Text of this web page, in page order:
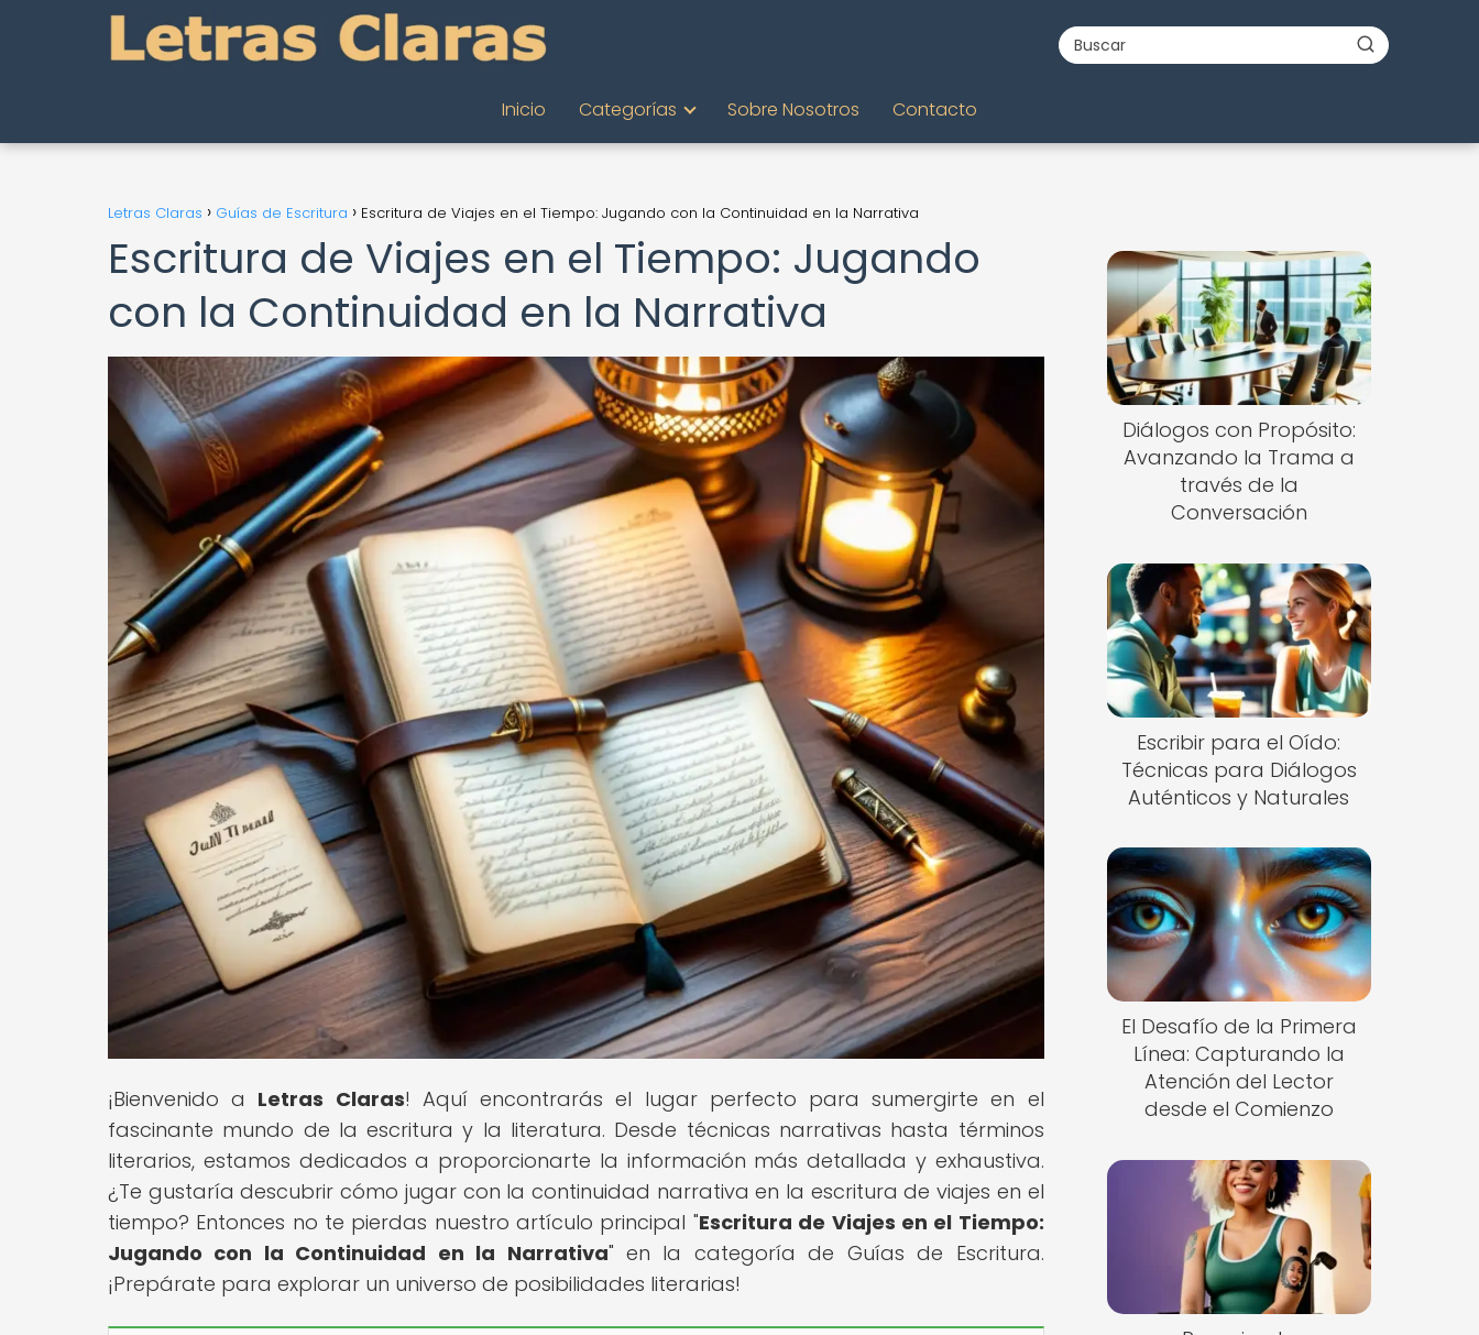
Inicio Categorías Sobre Nosotros Contacto
Letras Claras Guías de Escritura Escritura de Viajes en el Tiempo: Jugando con la Continuidad en la Narrativa
Escritura de Viajes en el Tiempo: Jugando
con la Continuidad en la Narrativa
¡Bienvenido a Letras Claras! Aquí encontrarás el lugar perfecto para sumergirte en el
fascinante mundo de la escritura y la literatura. Desde técnicas narrativas hasta términos
literarios, estamos dedicados a proporcionarte la información más detallada y exhaustiva.
¿Te gustaría descubrir cómo jugar con la continuidad narrativa en la escritura de viajes en el
tiempo? Entonces no te pierdas nuestro artículo principal "Escritura de Viajes en el Tiempo:
Jugando con la Continuidad en la Narrativa" en la categoría de Guías de Escritura.
¡Prepárate para explorar un universo de posibilidades literarias!
Diálogos con Propósito:
Avanzando la Trama a
través de la
Conversación
Escribir para el Oído:
Técnicas para Diálogos
Auténticos y Naturales
El Desafío de la Primera
Línea: Capturando la
Atención del Lector
desde el Comienzo